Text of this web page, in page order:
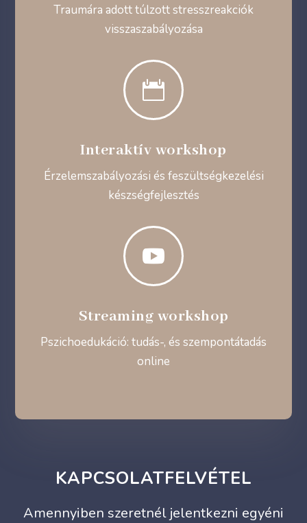
Traumára adott túlzott stresszreakciók
visszaszabályozása

Interaktív workshop
Érzelemszabályozási és feszültségkezelési
készségfejlesztés

Streaming workshop
Pszichoedukáció: tudás-, és szempontátadás
online
KAPCSOLATFELVÉTEL
Amennyiben szeretnél jelentkezni egyéni